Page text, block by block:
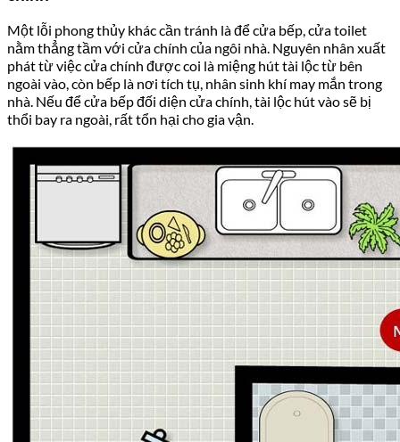
Một lỗi phong thủy khác cần tránh là để cửa bếp, cửa toilet
nằm thẳng tầm với cửa chính của ngôi nhà. Nguyên nhân xuất
phát từ việc cửa chính được coi là miệng hút tài lộc từ bên
ngoài vào, còn bếp là nơi tích tụ, nhân sinh khí may mắn trong
nhà. Nếu để cửa bếp đối diện cửa chính, tài lộc hút vào sẽ bị
thổi bay ra ngoài, rất tổn hại cho gia vận.